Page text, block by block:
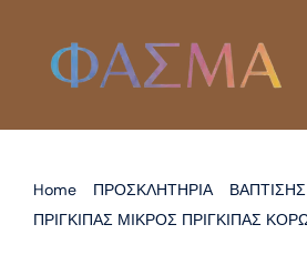
content
Home ΠΡΟΣΚΛΗΤΗΡΙΑ ΒΑΠΤΙΣΗΣ
ΠΡΙΓΚΙΠΑΣ ΜΙΚΡΟΣ ΠΡΙΓΚΙΠΑΣ